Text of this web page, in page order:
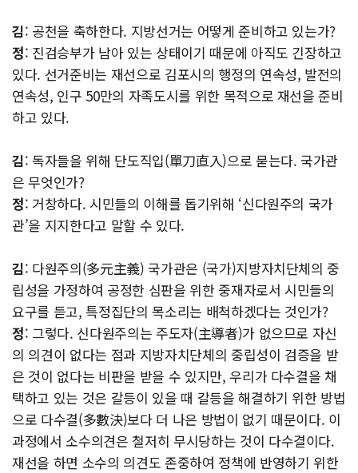
김: 공천을 축하한다. 지방선거는 어떻게 준비하고 있는가?
정: 진검승부가 남아 있는 상태이기 때문에 아직도 긴장하고
있다. 선거준비는 재선으로 김포시의 행정의 연속성, 발전의
연속성, 인구 50만의 자족도시를 위한 목적으로 재선을 준비
하고 있다.
김: 독자들을 위해 단도직입(單刀直入)으로 묻는다. 국가관
은 무엇인가?
정: 거창하다. 시민들의 이해를 돕기위해 ‘신다원주의 국가
관’을 지지한다고 말할 수 있다.
김: 다원주의(多元主義) 국가관은 (국가)지방자치단체의 중
립성을 가정하여 공정한 심판을 위한 중재자로서 시민들의
요구를 듣고, 특정집단의 목소리는 배척하겠다는 것인가?
정: 그렇다. 신다원주의는 주도자(主導者)가 없으므로 자신
의 의견이 없다는 점과 지방자치단체의 중립성이 검증을 받
은 것이 없다는 비판을 받을 수 있지만, 우리가 다수결을 채
택하고 있는 것은 갈등이 있을 때 갈등을 해결하기 위한 방법
으로 다수결(多數決)보다 더 나은 방법이 없기 때문이다. 이
과정에서 소수의견은 철저히 무시당하는 것이 다수결이다.
재선을 하면 소수의 의견도 존중하여 정책에 반영하기 위한